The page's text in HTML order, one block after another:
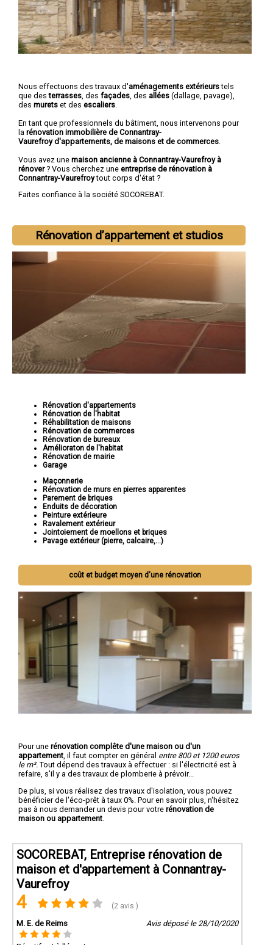
Nous effectuons des travaux d'aménagements extérieurstels
que desterrasses , des façades , des allées (dallage, pavage),
des murets et des escaliers
En tant que professionnels du bâtiment, nous intervenons pour
la rénovation immobilière de Connantray-
Vaurefroy d'appartements, de maisons et de commerces
Vous avez une maison ancienne à Connantray-Vaurefroy à
rénover? Vous cherchez une entreprise de rénovation à
Connantray-Vaurefroytout corps d'état ?
Faites confiance à la société SOCOREBAT.
Rénovation d’appartement et studios
Rénovation d'appartements
Rénovation de l'habitat
Réhabilitation de maisons
Rénovation de commerces
Rénovation de bureaux
Amélioraton de l'habitat
Rénovation de mairie
Garage
Maçonnerie
Rénovation de murs en pierres apparentes
Parement de briques
Enduits de décoration
Peinture extérieure
Ravalement extérieur
Jointoiement de moellons et briques
Pavage extérieur (pierre, calcaire,...)
coût et budget moyen d'une rénovation
Pour une rénovation complête d'une maison ou d'un
appartement , il faut compter en général entre 800 et 1200 euros
le m². Tout dépend des travaux à effectuer : si l'électricité est à
refaire, s'il y a des travaux de plomberie à prévoir...
De plus, si vous réalisez des travaux d'isolation, vous pouvez
bénéficier de l'éco-prêt à taux 0%. Pour en savoir plus, n'hésitez
pas à nous demander un devis pour votre rénovation de
maison ou appartement
SOCOREBAT, Entreprise rénovation de
maison et d'appartement à Connantray-
Vaurefroy
4 (2 avis )
M. E. de Reims Avis déposé le 28/10/2020